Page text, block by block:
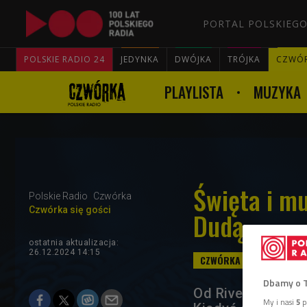
PORTAL
POLSKIE RADIO 24 JEDYNKA DWÓJKA TRÓJKA
PLAYLISTA MUZYKA
Polskie Radio
Czwórka
Czwórka się gości
Święta i
Dudą
ostatnia aktualizacja:
26.12.2024 14:15
Od Riverside,
Dbamy o
My i nasi 5